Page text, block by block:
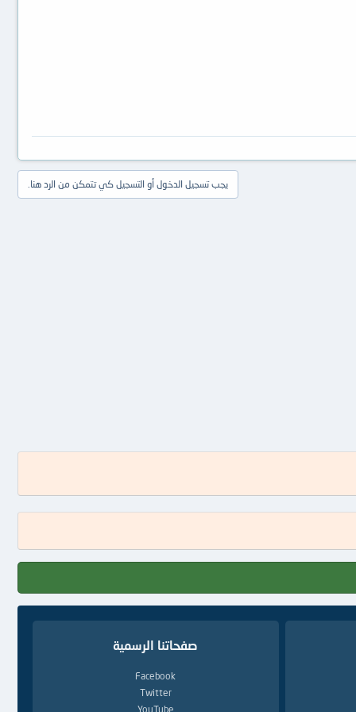
يجب تسجيل الدخول أو التسجيل كي تتمكن من الرد هنا.
صفحاتنا الرسمية
Facebook
Twitter
YouTube